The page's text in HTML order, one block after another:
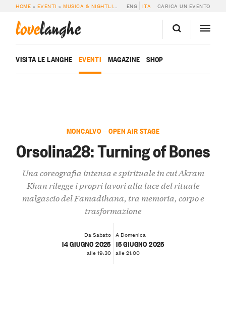
HOME » EVENTI »MUSICA & NIGHTLIFE ORSOLINA28: TURNING OF BONES
ENG ITA CARICA UN EVENTO
lovelanghe
VISITA LE LANGHE EVENTI MAGAZINE SHOP
MONCALVO — OPEN AIR STAGE
Orsolina28: Turning of Bones
Una coreografia intensa e spirituale in cui Akram
Khan rilegge i propri lavori alla luce del rituale
malgascio del Famadihana, tra memoria, corpo e
trasformazione
Da Sabato
14 GIUGNO 2025
alle 19:30
A Domenica
15 GIUGNO 2025
alle 21:00